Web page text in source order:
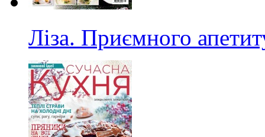
Ліза. Приємного